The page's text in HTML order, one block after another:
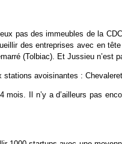
pas des immeubles de la
des entreprises avec en
(Tolbiac). Et Jussieu n’est
avoisinantes :
Il n’y a d’ailleurs pas